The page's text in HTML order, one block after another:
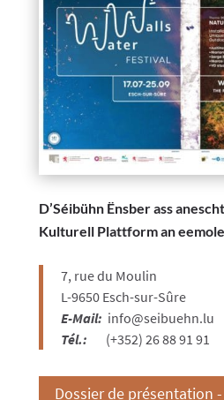
D’Séibühn Ënsber ass
Kulturell Plattform an
7, rue du Moulin
L-9650 Esch-sur-Sûre
E-Mail: info@seibuehn.lu
Tél.: (+352) 26 88 91 91
Dossier de présentation